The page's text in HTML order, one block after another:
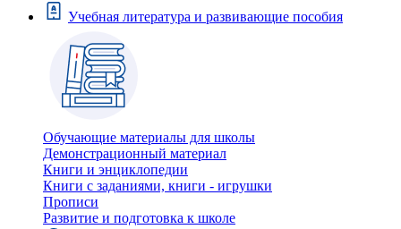
Учебная литература и развивающие пособия
Обучающие материалы для школы
Демонстрационный материал
Книги и энциклопедии
Книги с заданиями, книги - игрушки
Прописи
Развитие и подготовка к школе